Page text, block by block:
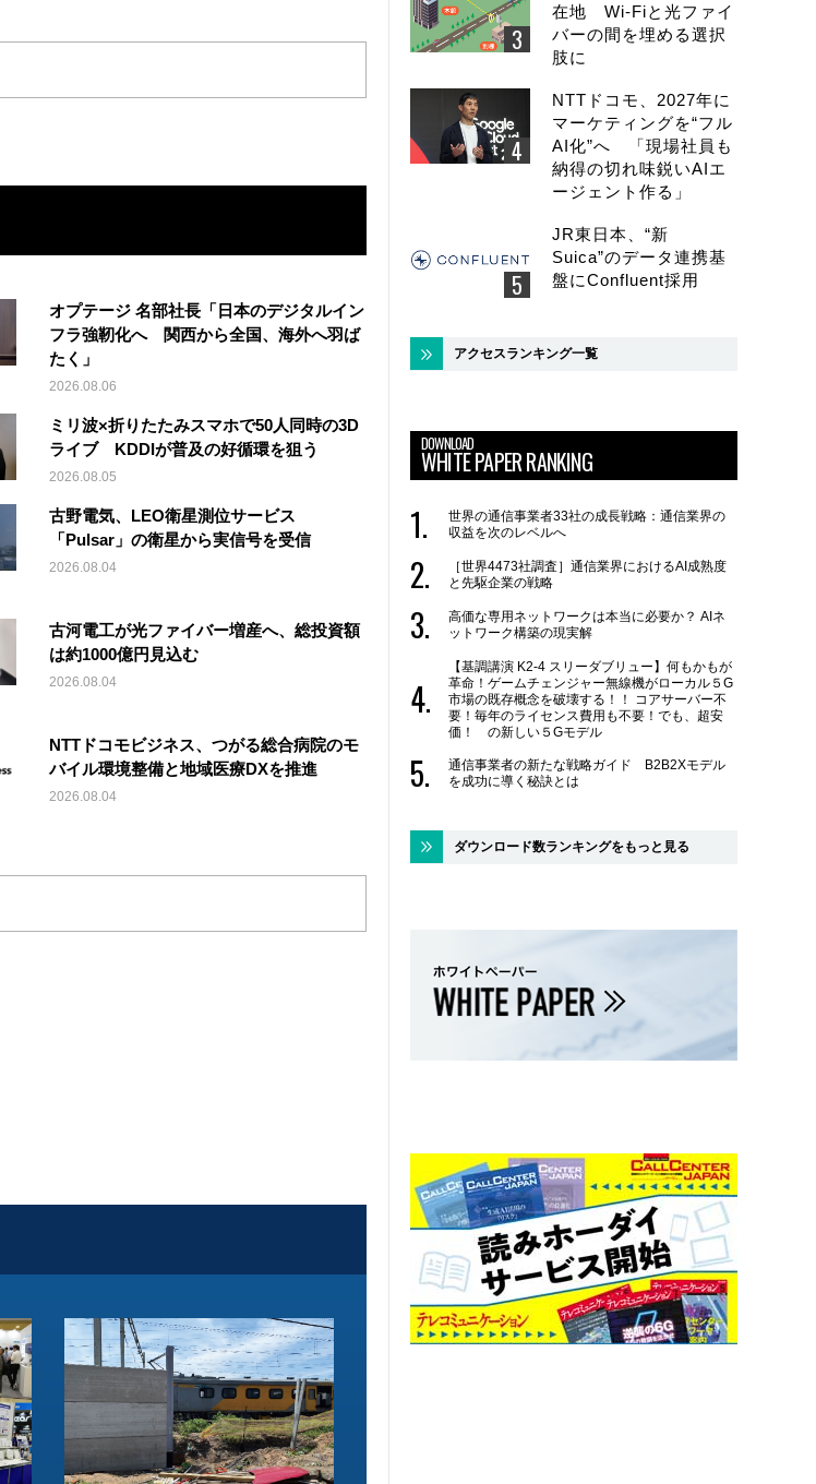
オプテージ 名部社長「日本のデジタルイン
フラ強靭化へ 関西から全国、海外へ羽ば
たく」
2026.08.06
ミリ波×折りたたみスマホで50人同時の3D
ライブ KDDIが普及の好循環を狙う
2026.08.05
古野電気、LEO衛星測位サービス
「Pulsar」の衛星から実信号を受信
2026.08.04
古河電工が光ファイバー増産へ、総投資額
は約1000億円見込む
2026.08.04
NTTドコモビジネス、つがる総合病院のモ
バイル環境整備と地域医療DXを推進
2026.08.04
在地 Wi-Fiと光ファイ
バーの間を埋める選択
肢に
NTTドコモ、2027年に
マーケティングを“フル
AI化”へ 「現場社員も
納得の切れ味鋭いAIエ
ージェント作る」
JR東日本、“新
Suica”のデータ連携基
盤にConfluent採用
アクセスランキング一覧
DOWNLOAD
WHITE PAPER RANKING
世界の通信事業者33社の成長戦略：通信業界の
収益を次のレベルへ
［世界4473社調査］通信業界におけるAI成熟度
と先駆企業の戦略
高価な専用ネットワークは本当に必要か？ AIネ
ットワーク構築の現実解
【基調講演 K2-4 スリーダブリュー】何もかもが
革命！ゲームチェンジャー無線機がローカル５G
市場の既存概念を破壊する！！ コアサーバー不
要！毎年のライセンス費用も不要！でも、超安
価！ の新しい５Gモデル
通信事業者の新たな戦略ガイド B2B2Xモデル
を成功に導く秘訣とは
ダウンロード数ランキングをもっと見る